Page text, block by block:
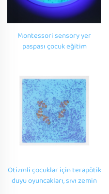
Montessori sensory yer
paspası çocuk eğitim
fidgets oyuncakları için
Otizmli çocuklar için terapötik
duyu oyuncakları, sıvı zemin